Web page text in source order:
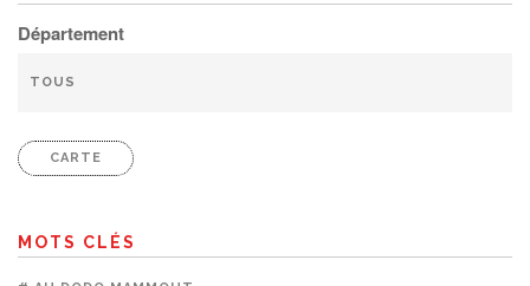
Département
CARTE
MOTS CLÉS